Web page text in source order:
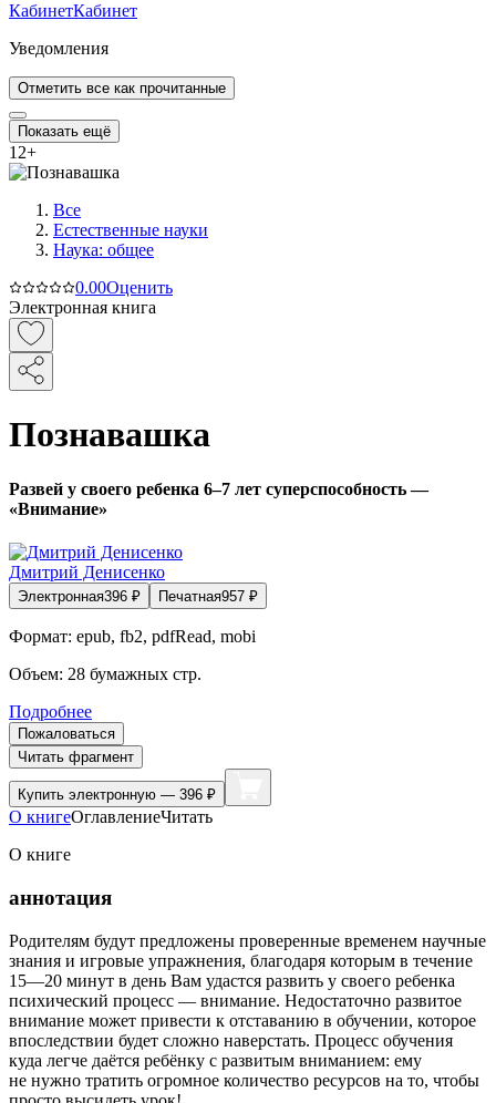
КабинетКабинет
Уведомления
Отметить все как прочитанные
Показать ещё
12+
Все
Естественные науки
Наука: общее
0.00Оценить
Электронная книга
Познавашка
Развей у своего ребенка 6–7 лет суперспособность —
«Внимание»
Дмитрий Денисенко
Электронная396 ₽ Печатная957 ₽
Формат: epub, fb2, pdfRead, mobi
Объем: 28 бумажных стр.
Подробнее
Пожаловаться
Читать фрагмент
Купить электронную — 396 ₽
О книгеОглавлениеЧитать
О книге
аннотация
Родителям будут предложены проверенные временем научные
знания и игровые упражнения, благодаря которым в течение
15—20 минут в день Вам удастся развить у своего ребенка
психический процесс — внимание. Недостаточно развитое
внимание может привести к отставанию в обучении, которое
впоследствии будет сложно наверстать. Процесс обучения
куда легче даётся ребёнку с развитым вниманием: ему
не нужно тратить огромное количество ресурсов на то, чтобы